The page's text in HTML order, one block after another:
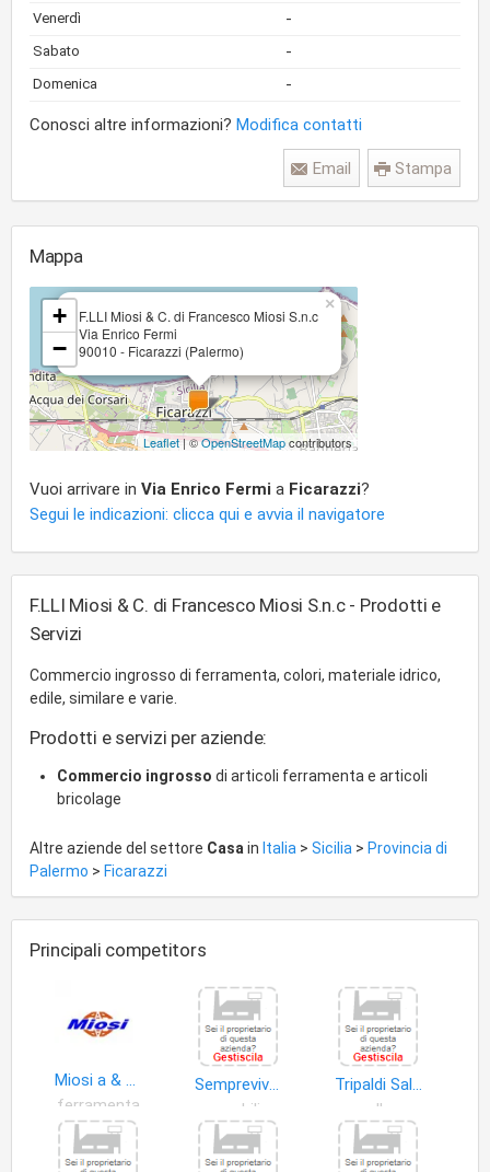
Venerdì -
Sabato -
Domenica -
Conosci altre informazioni? Modifica contatti
Stampa
Email
Mappa
F.LLI Miosi & C. di Francesco Miosi S.n.c
Via Enrico Fermi
90010 - Ficarazzi (Palermo)
×
+
−
Leaflet| ©OpenStreetMapcontributors
Vuoi arrivare in Via Enrico Fermi a Ficarazzi?
Segui le indicazioni: clicca qui e avvia il navigatore
F.LLI Miosi & C. di Francesco Miosi S.n.c - Prodotti e
Servizi
Commercio ingrosso di ferramenta, colori, materiale idrico,
edile, similare e varie.
Prodotti e servizi per aziende:
Commercio ingrosso di articoli ferramenta e articoli
bricolage
Altre aziende del settore Casa in Italia > Sicilia > Provincia di
Palermo > Ficarazzi
Principali competitors
Miosi a & a S.n.c.
ferramenta
Semprevivo Regali S.r.l
mobili
Tripaldi Salvatore
vasellame